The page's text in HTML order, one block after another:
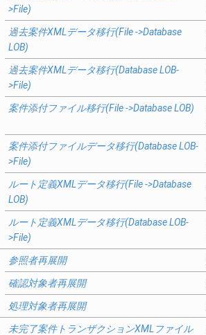
>File)
過去案件XMLデータ移行(File ->Database
LOB)
過去案件XMLデータ移行(Database LOB-
>File)
案件添付ファイル移行(File ->Database LOB)
案件添付ファイルデータ移行(Database LOB-
>File)
ルート定義XMLデータ移行(File ->Database
LOB)
ルート定義XMLデータ移行(Database LOB-
>File)
参照者再展開
確認対象者再展開
処理対象者再展開
未完了案件トランザクションXMLファイル